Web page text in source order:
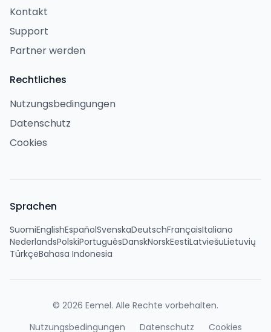
Kontakt
Support
Partner werden
Rechtliches
Nutzungsbedingungen
Datenschutz
Cookies
Sprachen
SuomiEnglishEspañolSvenskaDeutschFrançaisItaliano
NederlandsPolskiPortuguêsDanskNorskEestiLatviešuLietuvių
TürkçeBahasa Indonesia
© 2026 Eemel. Alle Rechte vorbehalten.
Nutzungsbedingungen
Datenschutz Cookies